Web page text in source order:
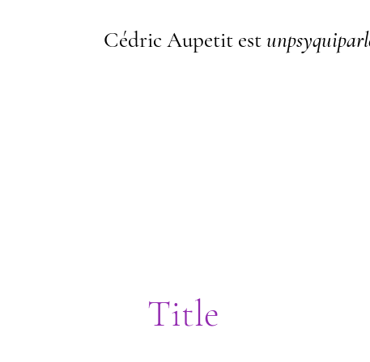
Cédric Aupetit est
Title